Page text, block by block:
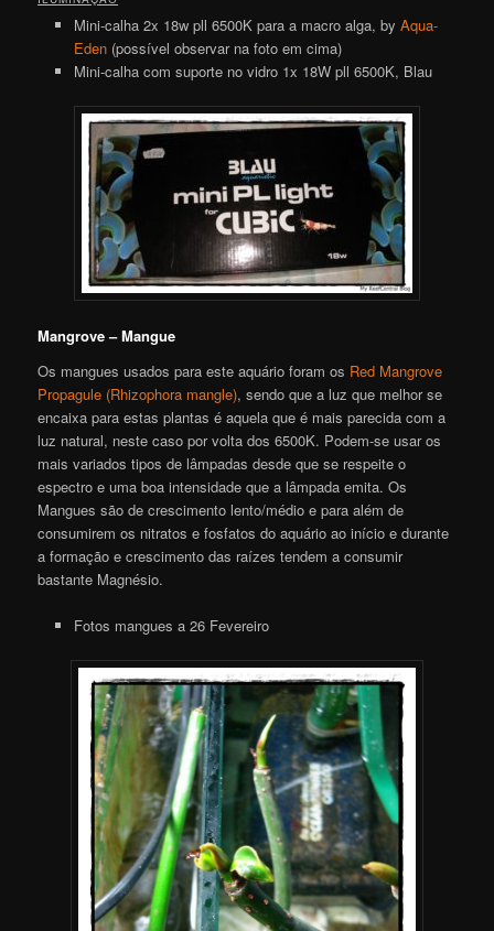
Mini-calha 2x 18w pll 6500K para a macro alga, by Aqua-
Eden(possível observar na foto em cima)
Mini-calha com suporte no vidro 1x 18W pll 6500K, Blau
Mangrove – Mangue
Os mangues usados para este aquário foram os Red Mangrove
Propagule (Rhizophora mangle), sendo que a luz que melhor se
encaixa para estas plantas é aquela que é mais parecida com a
luz natural, neste caso por volta dos 6500K. Podem-se usar os
mais variados tipos de lâmpadas desde que se respeite o
espectro e uma boa intensidade que a lâmpada emita. Os
Mangues são de crescimento lento/médio e para além de
consumirem os nitratos e fosfatos do aquário ao início e durante
a formação e crescimento das raízes tendem a consumir
bastante Magnésio.
Fotos mangues a 26 Fevereiro